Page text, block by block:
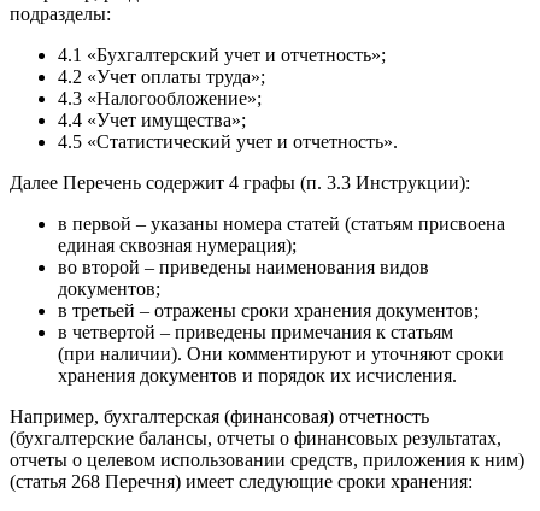
подразделы:
4.1 «Бухгалтерский учет и отчетность»;
4.2 «Учет оплаты труда»;
4.3 «Налогообложение»;
4.4 «Учет имущества»;
4.5 «Статистический учет и отчетность».
Далее Перечень содержит 4 графы (п. 3.3 Инструкции):
в первой – указаны номера статей (статьям присвоена
единая сквозная нумерация);
во второй – приведены наименования видов
документов;
в третьей – отражены сроки хранения документов;
в четвертой – приведены примечания к статьям
(при наличии). Они комментируют и уточняют сроки
хранения документов и порядок их исчисления.
Например, бухгалтерская (финансовая) отчетность
(бухгалтерские балансы, отчеты о финансовых результатах,
отчеты о целевом использовании средств, приложения к ним)
(статья 268 Перечня) имеет следующие сроки хранения: